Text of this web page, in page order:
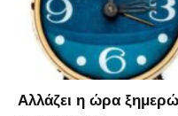
Αλλάζει η ώρα